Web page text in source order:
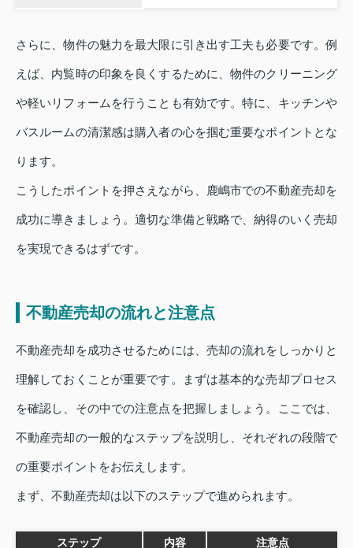
さらに、物件の魅力を最大限に引き出す工夫も必要です。例
えば、内覧時の印象を良くするために、物件のクリーニング
や軽いリフォームを行うことも有効です。特に、キッチンや
バスルームの清潔感は購入者の心を掴む重要なポイントとな
ります。
こうしたポイントを押さえながら、鹿嶋市での不動産売却を
成功に導きましょう。適切な準備と戦略で、納得のいく売却
を実現できるはずです。
不動産売却の流れと注意点
不動産売却を成功させるためには、売却の流れをしっかりと
理解しておくことが重要です。まずは基本的な売却プロセス
を確認し、その中での注意点を把握しましょう。ここでは、
不動産売却の一般的なステップを説明し、それぞれの段階で
の重要ポイントをお伝えします。
まず、不動産売却は以下のステップで進められます。
ステップ 内容 注意点